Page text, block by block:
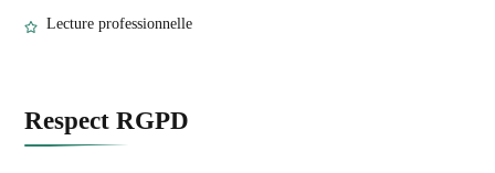
Lecture professionnelle
Respect RGPD